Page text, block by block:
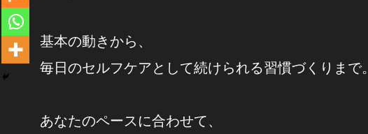
基本の動きから、
毎日のセルフケアとして続けられる習慣づくりまで。
あなたのペースに合わせて、